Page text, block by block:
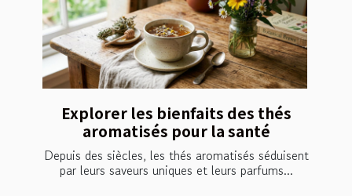
Explorer les bienfaits des thés
aromatisés pour la santé
Depuis des siècles, les thés aromatisés séduisent
par leurs saveurs uniques et leurs parfums...